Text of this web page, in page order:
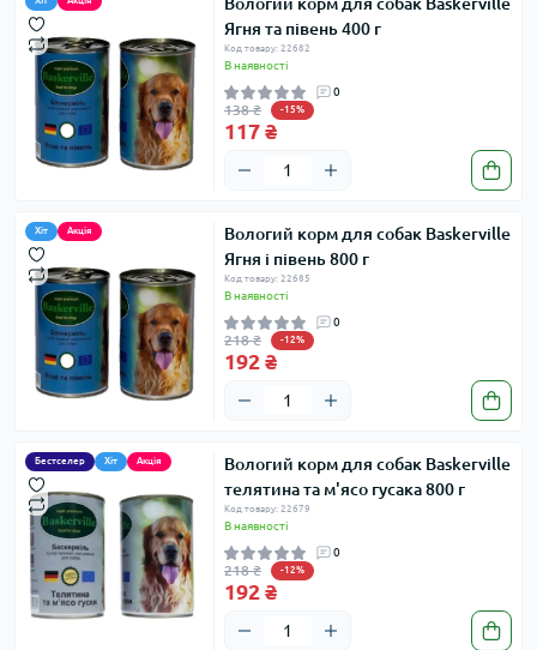
Ягня та півень 400 г
Код товару: 22682
В наявності
0
138 ₴ -15%
117 ₴
Хіт Акція
Вологий корм для собак Baskerville
Ягня і півень 800 г
Код товару: 22685
В наявності
0
218 ₴ -12%
192 ₴
Бестселер Хіт Акція
Вологий корм для собак Baskerville
телятина та м'ясо гусака 800 г
Код товару: 22679
В наявності
0
218 ₴ -12%
192 ₴